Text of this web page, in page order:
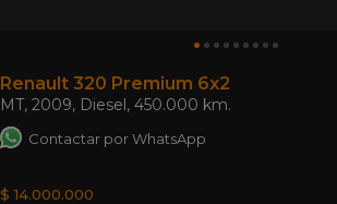
Renault 320 Premium 6x2
MT, 2009, Diesel, 450.000 km.
Contactar por WhatsApp
$ 14.000.000